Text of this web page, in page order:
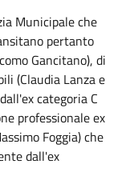
Municipale che
pertanto
Gancitano), di
(Claudia Lanza e
categoria C
professionale ex
Foggia) che
dall'ex